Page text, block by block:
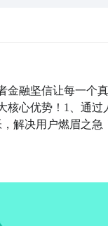
金融坚信让每一个
心优势！1、通
解决用户燃眉之
满意，您的责